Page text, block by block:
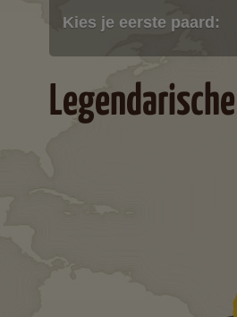
Kies je eerste paard: